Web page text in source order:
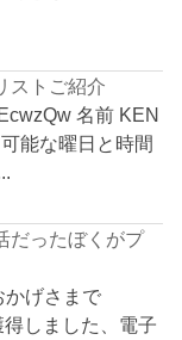
ストご紹介
名前 KEN
能な曜日と時間
だったぼくがプ
かげさまで
しました、電子